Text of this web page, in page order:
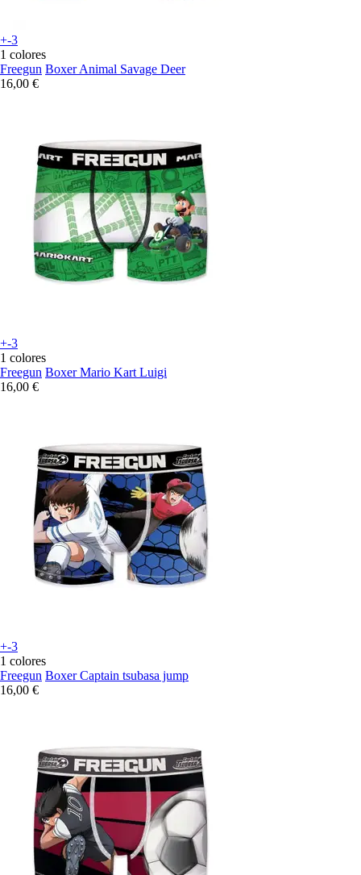
+-3
1 colores
Freegun Boxer Animal Savage Deer
16,00 €
+-3
1 colores
Freegun Boxer Mario Kart Luigi
16,00 €
+-3
1 colores
Freegun Boxer Captain tsubasa jump
16,00 €